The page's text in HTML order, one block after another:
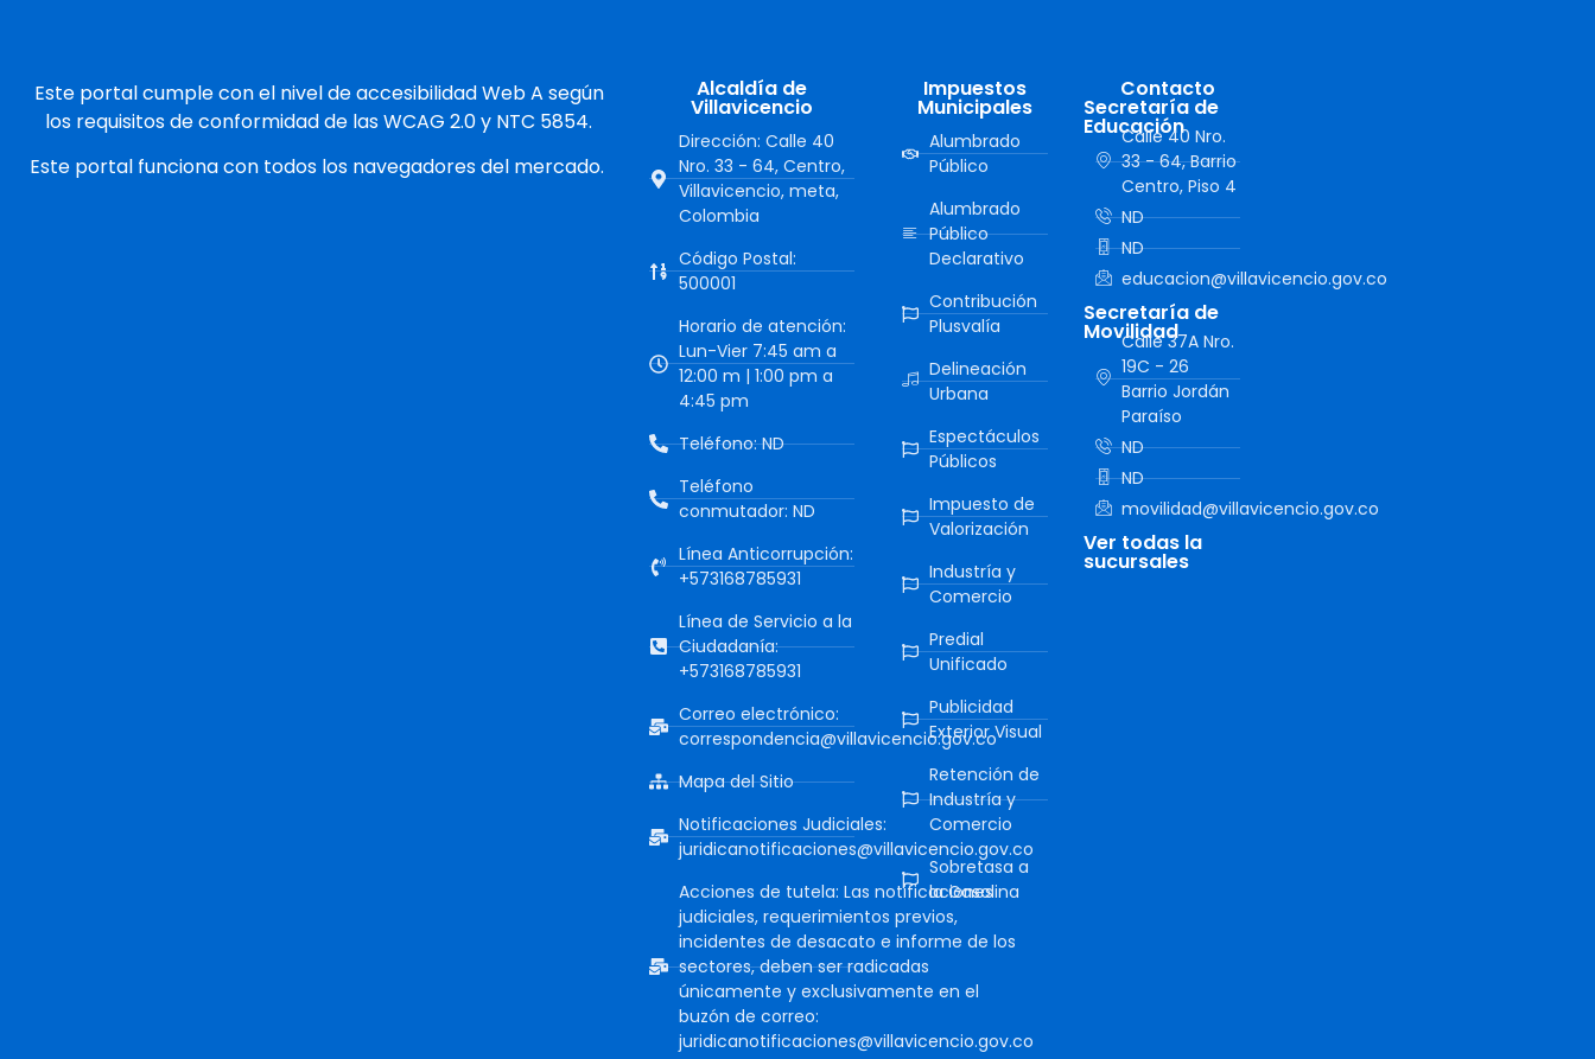
Este portal cumple con el nivel de accesibilidad Web A según
los requisitos de conformidad de las WCAG 2.0 y NTC 5854.
Este portal funciona con todos los navegadores del mercado.
Alcaldía de
Villavicencio
Dirección: Calle 40
Nro. 33 - 64, Centro,
Villavicencio, meta,
Colombia
Código Postal:
500001
Horario de atención:
Lun-Vier 7:45 am a
12:00 m | 1:00 pm a
4:45 pm
Teléfono: ND
Teléfono
conmutador: ND
Línea Anticorrupción:
+573168785931
Línea de Servicio a la
Ciudadanía:
+573168785931
Correo electrónico:
correspondencia@villavicencio.gov.co
Mapa del Sitio
Notificaciones Judiciales:
juridicanotificaciones@villavicencio.gov.co
Acciones de tutela: Las notificaciones
judiciales, requerimientos previos,
incidentes de desacato e informe de los
sectores, deben ser radicadas
únicamente y exclusivamente en el
buzón de correo:
juridicanotificaciones@villavicencio.gov.co
Impuestos
Municipales
Alumbrado
Público
Alumbrado
Público
Declarativo
Contribución
Plusvalía
Delineación
Urbana
Espectáculos
Públicos
Impuesto de
Valorización
Industría y
Comercio
Predial
Unificado
Publicidad
Exterior Visual
Retención de
Industría y
Comercio
Sobretasa a
la Gasolina
Contacto
Secretaría de
Educación
Calle 40 Nro.
33 - 64, Barrio
Centro, Piso 4
ND
ND
educacion@villavicencio.gov.co
Secretaría de
Movilidad
Calle 37A Nro.
19C - 26
Barrio Jordán
Paraíso
ND
ND
movilidad@villavicencio.gov.co
Ver todas la
sucursales